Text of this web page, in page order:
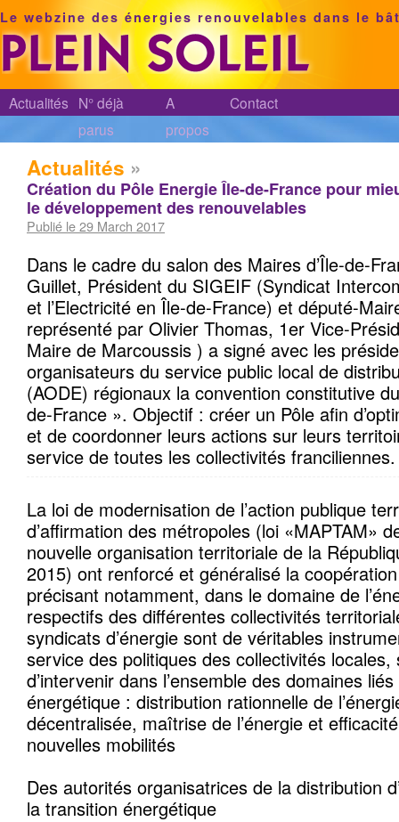
Le webzine des énergies renouvelables dans le
Actualités N° déjà
parus
A
propos
Contact
Actualités »
Création du Pôle Energie Île-de-France pour
le développement des renouvelables
Publié le 29 March 2017
Dans le cadre du salon des Maires d’Île-de-
Guillet, Président du SIGEIF (Syndicat
et l’Electricité en Île-de-France) et député-
représenté par Olivier Thomas, 1er Vice-
Maire de Marcoussis ) a signé avec les
organisateurs du service public local de
(AODE) régionaux la convention constitutive
de-France ». Objectif : créer un Pôle afin
et de coordonner leurs actions sur leurs
service de toutes les collectivités franciliennes.
La loi de modernisation de l’action publique
d’affirmation des métropoles (loi «MAPTAM»
nouvelle organisation territoriale de la
2015) ont renforcé et généralisé la
précisant notamment, dans le domaine de
respectifs des différentes collectivités
syndicats d’énergie sont de véritables
service des politiques des collectivités locales,
d’intervenir dans l’ensemble des domaines
énergétique : distribution rationnelle de
décentralisée, maîtrise de l’énergie et
nouvelles mobilités
Des autorités organisatrices de la distribution
la transition énergétique